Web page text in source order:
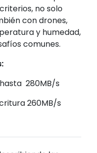
no solo
con drones,
y humedad,
comunes.
280MB/s
260MB/s